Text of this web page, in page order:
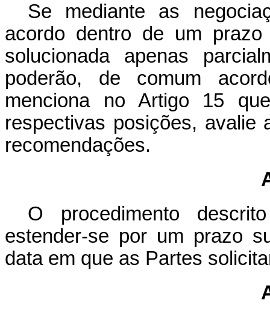
Se mediante as
acordo dentro de um
solucionada apenas
poderão, de comum
menciona no Artigo 15
respectivas posições,
recomendações.
O procedimento
estender-se por um prazo
data em que as Partes